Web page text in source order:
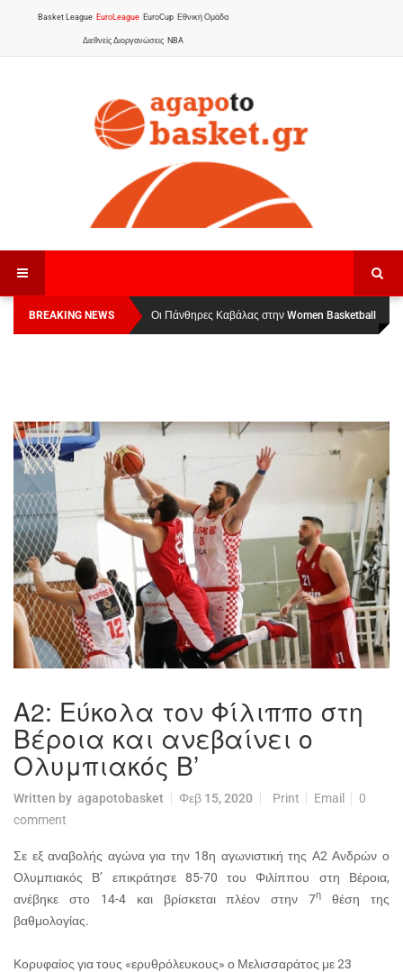
Basket League EuroLeague EuroCup Εθνική Ομάδα
Διεθνείς Διοργανώσεις NBA
BREAKING NEWS
Οι Πάνθηρες Καβάλας στην Women Basketball
League 1
Αναχώρησε για τα Γιάννενα η Εθνική Γυναικών
Α2: Εύκολα τον Φίλιππο στη
Βέροια και ανεβαίνει ο
Ολυμπιακός Β’
Written by agapotobasket Φεβ 15, 2020 Print Email
0
comment
Σε εξ αναβολής αγώνα για την 18η αγωνιστική της Α2 Ανδρών ο
Ολυμπιακός Β’ επικράτησε 85-70 του Φιλίππου στη Βέροια,
ανέβηκε στο 14-4 και βρίσκεται πλέον στην 7η
θέση της
βαθμολογίας.
Κορυφαίος για τους «ερυθρόλευκους» ο Μελισσαράτος με 23